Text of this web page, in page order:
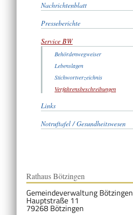
Nachrichtenblatt
Presseberichte
Service BW
Behördenwegweiser
Lebenslagen
Stichwortverzeichnis
Verfahrensbeschreibungen
Links
Notruftafel / Gesundheitswesen
Rathaus Bötzingen
Gemeindeverwaltung Bötzingen
Hauptstraße 11
79268 Bötzingen